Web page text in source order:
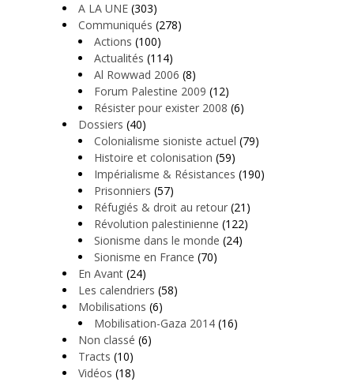
A LA UNE (303)
Communiqués (278)
Actions (100)
Actualités (114)
Al Rowwad 2006 (8)
Forum Palestine 2009 (12)
Résister pour exister 2008 (6)
Dossiers (40)
Colonialisme sioniste actuel (79)
Histoire et colonisation (59)
Impérialisme & Résistances (190)
Prisonniers (57)
Réfugiés & droit au retour (21)
Révolution palestinienne (122)
Sionisme dans le monde (24)
Sionisme en France (70)
En Avant (24)
Les calendriers (58)
Mobilisations (6)
Mobilisation-Gaza 2014 (16)
Non classé (6)
Tracts (10)
Vidéos (18)